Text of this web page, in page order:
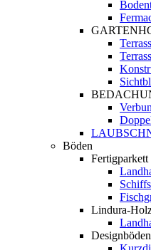
Böden
Fertigparkett
Lindura-
Designböden